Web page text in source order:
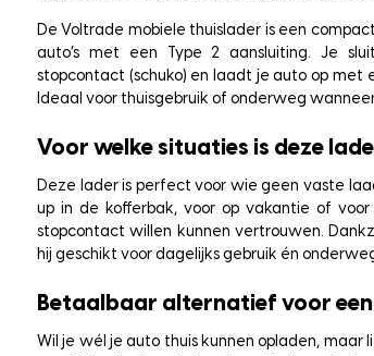
De Voltrade mobiele thuislader is een
auto’s met een Type 2 aansluiting. Je
stopcontact (schuko) en laadt je auto op met
Ideaal voor thuisgebruik of onderweg
Voor welke situaties is deze
Deze lader is perfect voor wie geen vaste
up in de kofferbak, voor op vakantie of
stopcontact willen kunnen vertrouwen.
hij geschikt voor dagelijks gebruik én
Betaalbaar alternatief voor
Wil je wél je auto thuis kunnen opladen,